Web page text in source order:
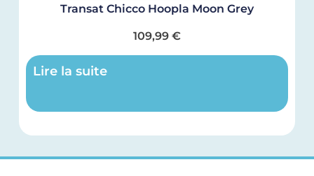
Transat Chicco Hoopla Moon Grey
109,99 €
Lire la suite